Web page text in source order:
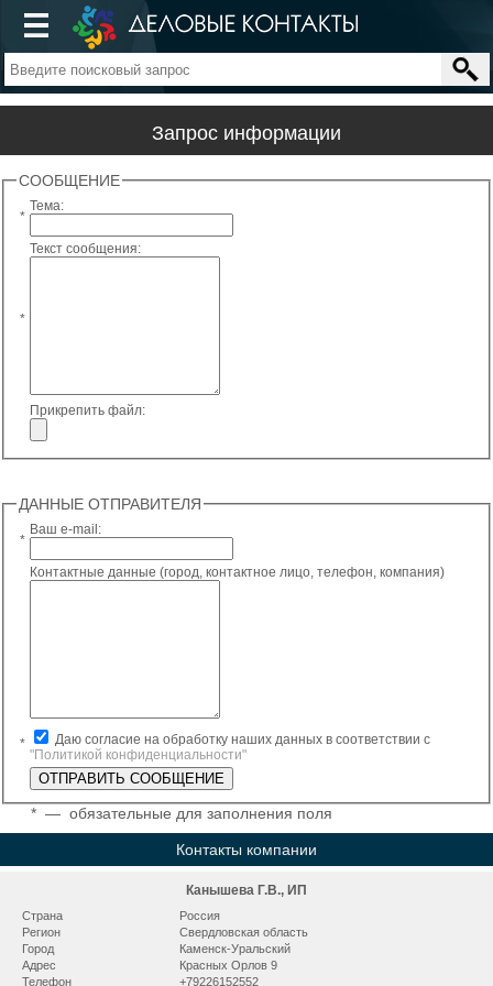
Запрос информации
СООБЩЕНИЕ
*
Тема:
*
Текст сообщения:
Прикрепить файл:
ДАННЫЕ ОТПРАВИТЕЛЯ
*
Ваш e-mail:
Контактные данные (город, контактное лицо, телефон, компания)
*
Даю согласие на обработку наших данных в соответствии с
"Политикой конфиденциальности"
* — обязательные для заполнения поля
Контакты компании
Канышева Г.В., ИП
Страна
Россия
Регион
Свердловская область
Город
Каменск-Уральский
Адрес
Красных Орлов 9
Телефон
+79226152552